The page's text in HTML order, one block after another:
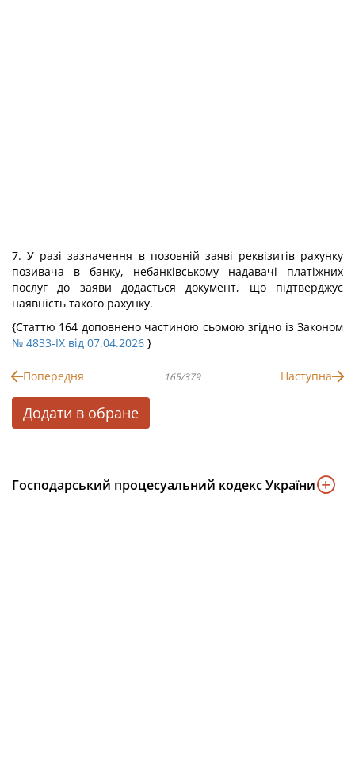
7. У разі зазначення в позовній заяві реквізитів рахунку
позивача в банку, небанківському надавачі платіжних
послуг до заяви додається документ, що підтверджує
наявність такого рахунку.
{Статтю 164 доповнено частиною сьомою згідно із Законом
№ 4833-IX від 07.04.2026 }
Попередня 165/379 Наступна
Додати в обране
Господарський процесуальний кодекс України